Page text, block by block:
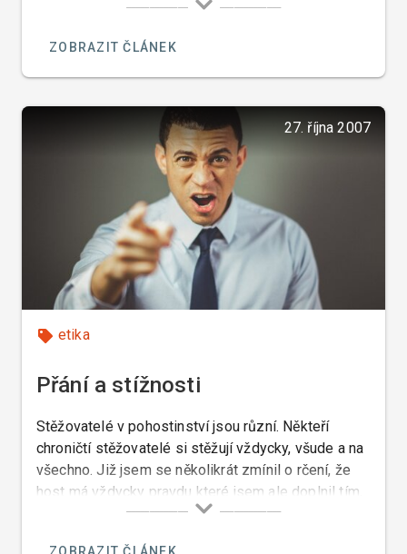
našel na pana Řezáče. Tak se ptám, zda-li je možno
a jak se například zakládá nové diskusní téma.
Děkuji Fred".
ZOBRAZIT ČLÁNEK
27. října 2007
etika
Přání a stížnosti
Stěžovatelé v pohostinství jsou různí. Někteří
chroničtí stěžovatelé si stěžují vždycky, všude a na
všechno. Již jsem se několikrát zmínil o rčení, že
host má vždycky pravdu které jsem ale doplnil tím,
že host má sice pravdu, ale jen pokud je to host.
ZOBRAZIT ČLÁNEK